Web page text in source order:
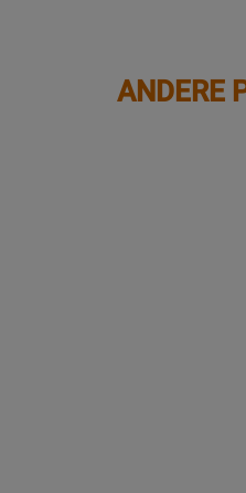
ANDERE